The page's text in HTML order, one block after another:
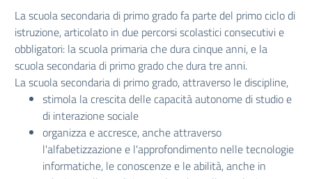
La scuola secondaria di primo grado fa parte del primo ciclo di
istruzione, articolato in due percorsi scolastici consecutivi e
obbligatori: la scuola primaria che dura cinque anni, e la
scuola secondaria di primo grado che dura tre anni.
La scuola secondaria di primo grado, attraverso le discipline,
stimola la crescita delle capacità autonome di studio e
di interazione sociale
organizza e accresce, anche attraverso
l'alfabetizzazione e l'approfondimento nelle tecnologie
informatiche, le conoscenze e le abilità, anche in